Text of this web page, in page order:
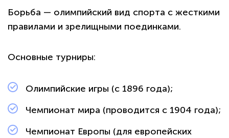
Борьба — олимпийский вид спорта с жесткими
правилами и зрелищными поединками.
Основные турниры:
Олимпийские игры (с 1896 года);
Чемпионат мира (проводится с 1904 года);
Чемпионат Европы (для европейских